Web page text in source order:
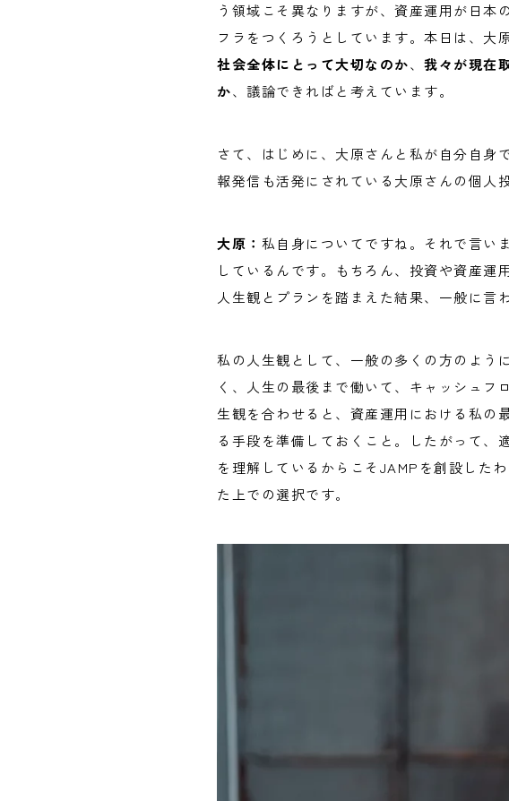
う領域こそ異なりますが、資産運用が日本
フラをつくろうとしています。本日は、大
社会全体にとって大切なのか、 我々が現在
か、議論できればと考えています。
さて、はじめに、大原さんと私が自分自身
報発信も活発にされている大原さんの個人
大原： 私自身についてですね。それで言い
しているんです。もちろん、投資や資産運
人生観とプランを踏まえた結果、一般に言
私の人生観として、一般の多くの方のよう
く、人生の最後まで働いて、キャッシュフ
生観を合わせると、資産運用における私の
る手段を準備しておくこと。したがって、
を理解しているからこそJAMPを創設した
た上での選択です。